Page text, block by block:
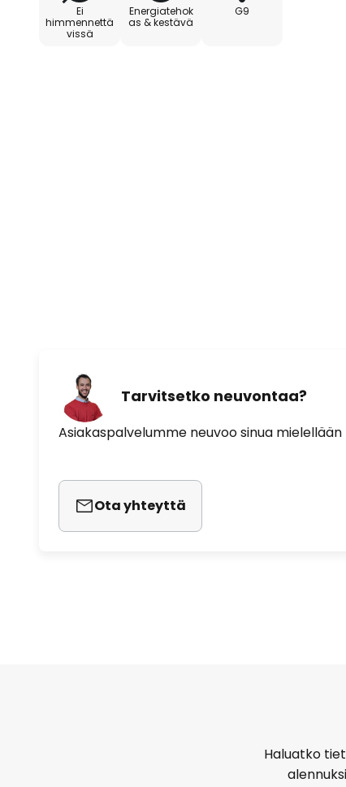
Ei
himmennettä
vissä
Energiatehok
as & kestävä
G9
Tarvitsetko neuvontaa?
Asiakaspalvelumme neuvoo sinua mielellään
Ota yhteyttä
Haluatko